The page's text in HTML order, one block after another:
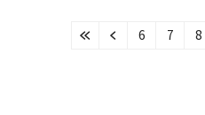
처
이
6 7 8